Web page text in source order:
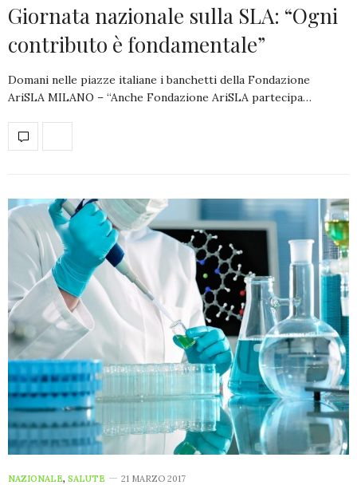
Giornata nazionale sulla SLA: “Ogni
contributo è fondamentale”
Domani nelle piazze italiane i banchetti della Fondazione
AriSLA MILANO – “Anche Fondazione AriSLA partecipa…
NAZIONALE, SALUTE 21 MARZO 2017